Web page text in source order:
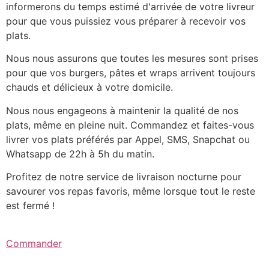
informerons du temps estimé d'arrivée de votre livreur
pour que vous puissiez vous préparer à recevoir vos
plats.
Nous nous assurons que toutes les mesures sont prises
pour que vos burgers, pâtes et wraps arrivent toujours
chauds et délicieux à votre domicile.
Nous nous engageons à maintenir la qualité de nos
plats, même en pleine nuit. Commandez et faites-vous
livrer vos plats préférés par Appel, SMS, Snapchat ou
Whatsapp de 22h à 5h du matin.
Profitez de notre service de livraison nocturne pour
savourer vos repas favoris, même lorsque tout le reste
est fermé !
Commander